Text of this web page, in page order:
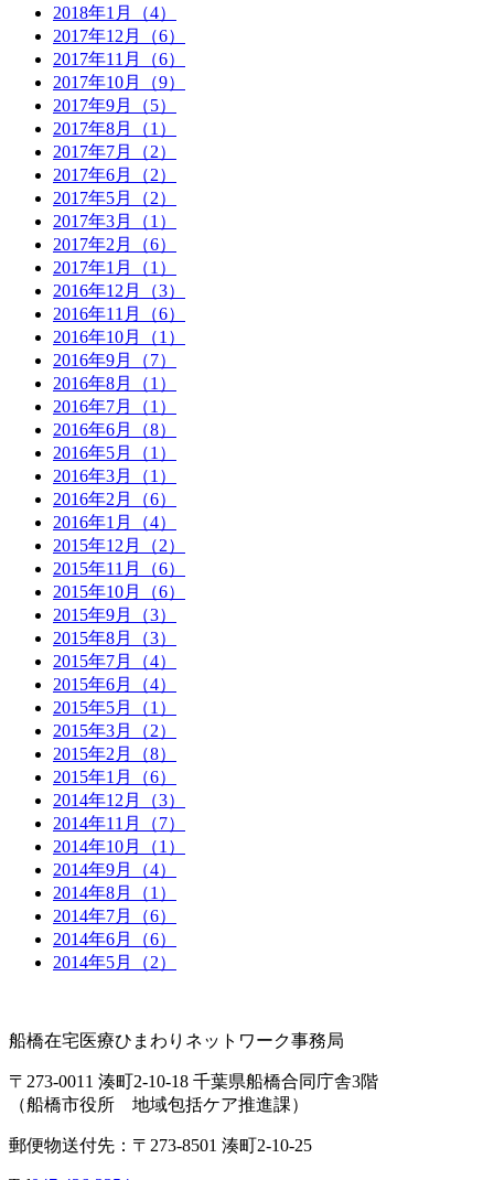
2018年1月（4）
2017年12月（6）
2017年11月（6）
2017年10月（9）
2017年9月（5）
2017年8月（1）
2017年7月（2）
2017年6月（2）
2017年5月（2）
2017年3月（1）
2017年2月（6）
2017年1月（1）
2016年12月（3）
2016年11月（6）
2016年10月（1）
2016年9月（7）
2016年8月（1）
2016年7月（1）
2016年6月（8）
2016年5月（1）
2016年3月（1）
2016年2月（6）
2016年1月（4）
2015年12月（2）
2015年11月（6）
2015年10月（6）
2015年9月（3）
2015年8月（3）
2015年7月（4）
2015年6月（4）
2015年5月（1）
2015年3月（2）
2015年2月（8）
2015年1月（6）
2014年12月（3）
2014年11月（7）
2014年10月（1）
2014年9月（4）
2014年8月（1）
2014年7月（6）
2014年6月（6）
2014年5月（2）
船橋在宅医療ひまわりネットワーク事務局
〒273-0011 湊町2-10-18 千葉県船橋合同庁舎3階
（船橋市役所 地域包括ケア推進課）
郵便物送付先：〒273-8501 湊町2-10-25